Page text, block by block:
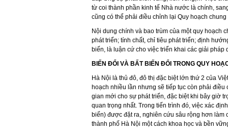
từ coi thành phần kinh tế Nhà nước là chính,
cũng có thể phải điều chỉnh lại Quy hoạch chung
Nội dung chính và bao trùm của một quy hoạch
phát triển; tính chất, chỉ tiêu phát triển; định
biến, là luận cứ cho việc triển khai các giải pháp
BIẾN ĐỔI VÀ BẤT BIẾN ĐỔI TRONG QUY
Hà Nội là thủ đô, đô thị đặc biệt lớn thứ 2 của
hoạch nhiều lần nhưng sẽ tiếp tục còn phải
gian mới cho sự phát triển, đặc biệt khi bây giờ
quan trọng nhất. Trong tiến trình đó, việc xác
biến) được đặt ra, nghiên cứu sâu rộng hơn
thành phố Hà Nội một cách khoa học và bền